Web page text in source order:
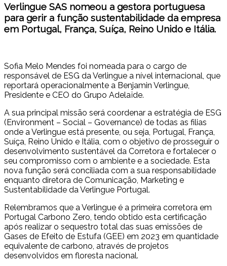
Verlingue SAS nomeou a gestora portuguesa
para gerir a função sustentabilidade da empresa
em Portugal, França, Suíça, Reino Unido e Itália.
Sofia Melo Mendes foi nomeada para o cargo de
responsável de ESG da Verlingue a nível internacional, que
reportará operacionalmente a Benjamin Verlingue,
Presidente e CEO do Grupo Adelaïde.
A sua principal missão será coordenar a estratégia de ESG
(Environment – Social – Governance) de todas as filias
onde a Verlingue está presente, ou seja, Portugal, França,
Suíça, Reino Unido e Itália, com o objetivo de prosseguir o
desenvolvimento sustentável da Corretora e fortalecer o
seu compromisso com o ambiente e a sociedade. Esta
nova função será conciliada com a sua responsabilidade
enquanto diretora de Comunicação, Marketing e
Sustentabilidade da Verlingue Portugal.
Relembramos que a Verlingue é a primeira corretora em
Portugal Carbono Zero, tendo obtido esta certificação
após realizar o sequestro total das suas emissões de
Gases de Efeito de Estufa (GEE) em 2023 em quantidade
equivalente de carbono, através de projetos
desenvolvidos em floresta nacional.